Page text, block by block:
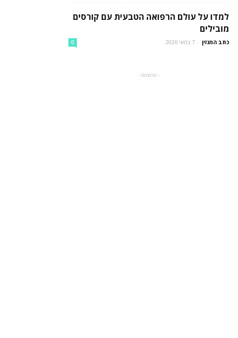
למדו על עולם הרפואה הטבעית עם קורסים
מובילים
כתב המגזין - 7 במאי 2026 0
- פרסומת -